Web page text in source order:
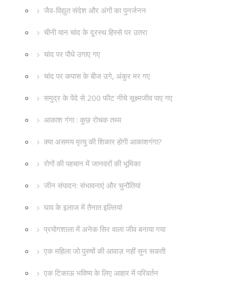
जैव-विद्युत संदेश और अंगों का पुनर्जनन
चीनी यान चांद के दूरस्थ हिस्से पर उतरा
चांद पर पौधे उगाए गए
चांद पर कपास के बीज उगे, अंकुर मर गए
समुद्र के पेंदे से 200 फीट नीचे सूक्ष्मजीव पाए गए
आकाश गंगा : कुछ रोचक तथ्य
क्या असमय मृत्यु की शिकार होगी आकाशगंगा?
रोगों की पहचान में जानवरों की भूमिका
जीन संपादन: संभावनाएं और चुनौतियां
घाव के इलाज में तैनात इल्लियां
प्रयोगशाला में अनेक सिर वाला जीव बनाया गया
एक महिला जो पुरुषों की आवाज़ नहीं सुन सकती
एक टिकाऊ भविष्य के लिए आहार में परिवर्तन